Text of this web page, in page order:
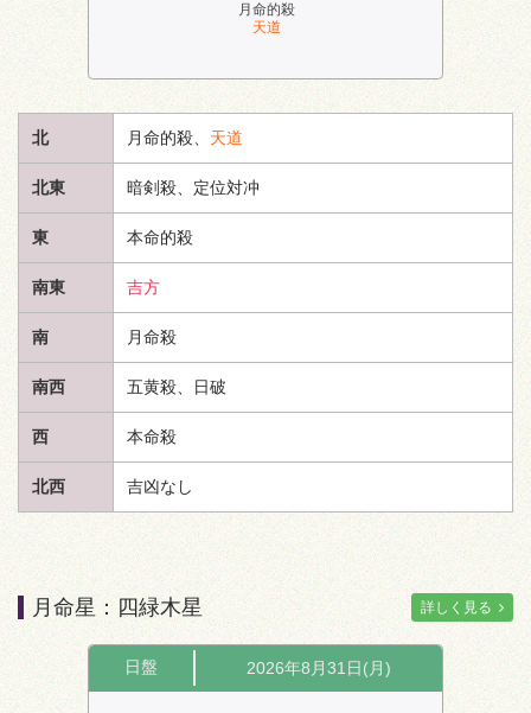
月命的殺
天道
北 月命的殺、 天道
北東 暗剣殺、定位対冲
東 本命的殺
南東 吉方
南 月命殺
南西 五黄殺、日破
西 本命殺
北西 吉凶なし
月命星：四緑木星 詳しく見る
日盤 2026年8月31日(月)